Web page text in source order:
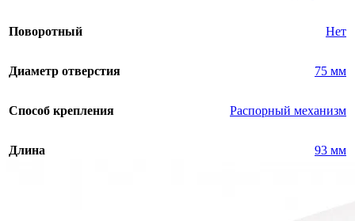
Поворотный Нет
Диаметр отверстия 75 мм
Способ крепления Распорный механизм
Длина 93 мм